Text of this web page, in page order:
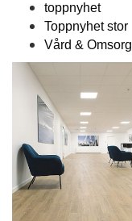
toppnyhet
Toppnyhet stor
Vård & Omsorg